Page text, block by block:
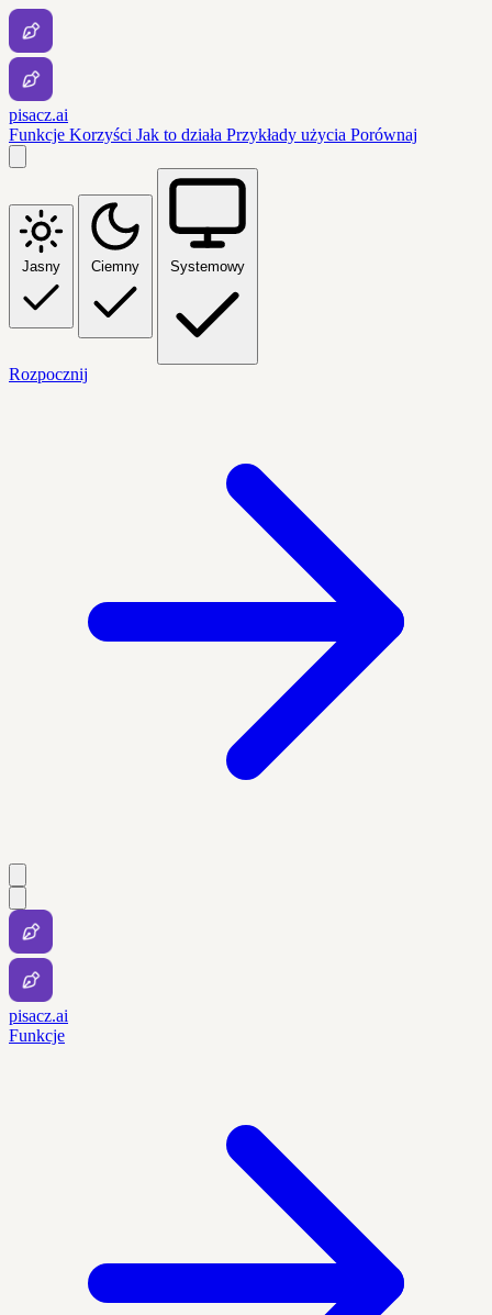
pisacz.ai
Funkcje Korzyści Jak to działa Przykłady użycia Porównaj
Jasny Ciemny Systemowy
Rozpocznij
pisacz.ai
Funkcje